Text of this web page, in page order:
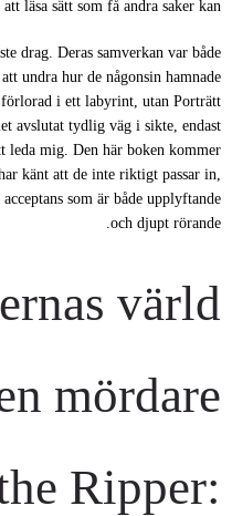
läsa sätt som få andra saker kan.
drag. Deras samverkan var både
undra hur de någonsin hamnade
förlorad i ett labyrint, utan Porträtt
avslutat tydlig väg i sikte, endast
leda mig. Den här boken kommer
känt att de inte riktigt passar in,
som är både upplyftande
och djupt rörande.
värld
mördare
Ripper: